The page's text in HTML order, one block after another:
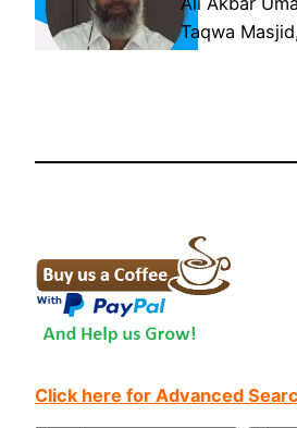
Taqwa
Click here for Advanced